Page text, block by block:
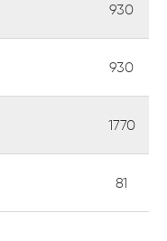
930
930
1770
81